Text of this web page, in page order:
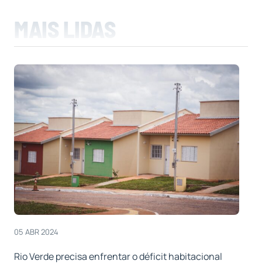
MAIS LIDAS
05 ABR 2024
Rio Verde precisa enfrentar o déficit habitacional